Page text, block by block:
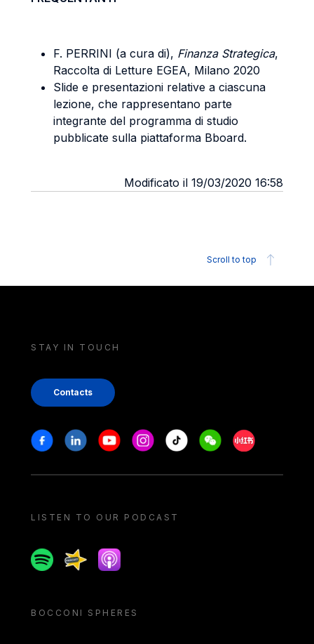
F. PERRINI (a cura di), Finanza Strategica,
Raccolta di Letture EGEA, Milano 2020
Slide e presentazioni relative a ciascuna
lezione, che rappresentano parte
integrante del programma di studio
pubblicate sulla piattaforma Bboard.
Modificato il 19/03/2020 16:58
Scroll to top
STAY IN TOUCH
Contacts
Stay in touch
FacebookLinkedinYoutubeInstagram
Tiktok WeechatXiaohongshu/
LISTEN TO OUR PODCAST
SpotifySpreakerApple podcast
BOCCONI SPHERES